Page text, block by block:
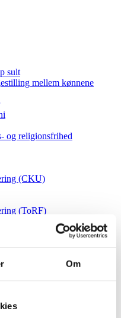
Om
sult
mellem kønnene
og religionsfrihed
(CKU)
(ToRF)